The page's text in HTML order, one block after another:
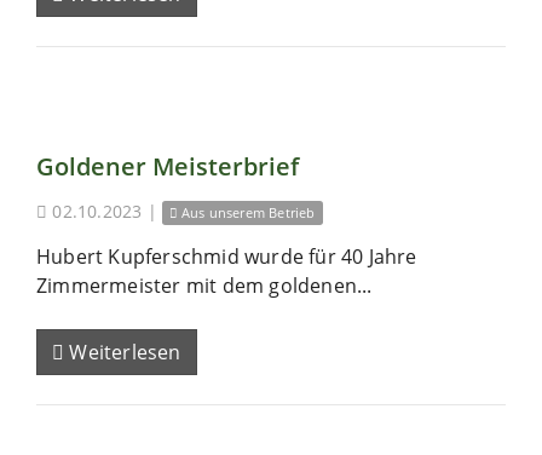
Goldener Meisterbrief
02.10.2023 | Aus unserem Betrieb
Hubert Kupferschmid wurde für 40 Jahre
Zimmermeister mit dem goldenen...
Weiterlesen